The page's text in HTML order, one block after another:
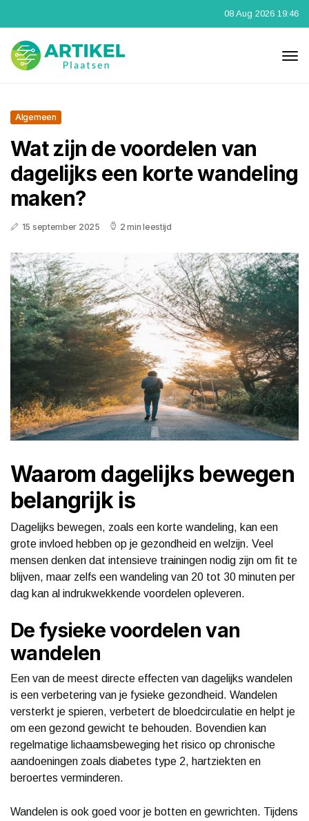
08 Aug 2026 19:46
Algemeen
Wat zijn de voordelen van
dagelijks een korte wandeling
maken?
15 september 2025 2 min leestijd
Waarom dagelijks bewegen
belangrijk is
Dagelijks bewegen, zoals een korte wandeling, kan een
grote invloed hebben op je gezondheid en welzijn. Veel
mensen denken dat intensieve trainingen nodig zijn om fit te
blijven, maar zelfs een wandeling van 20 tot 30 minuten per
dag kan al indrukwekkende voordelen opleveren.
De fysieke voordelen van
wandelen
Een van de meest directe effecten van dagelijks wandelen
is een verbetering van je fysieke gezondheid. Wandelen
versterkt je spieren, verbetert de bloedcirculatie en helpt je
om een gezond gewicht te behouden. Bovendien kan
regelmatige lichaamsbeweging het risico op chronische
aandoeningen zoals diabetes type 2, hartziekten en
beroertes verminderen.
Wandelen is ook goed voor je botten en gewrichten. Tijdens